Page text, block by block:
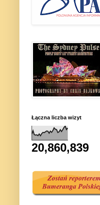
Łączna liczba wizyt
20,860,839